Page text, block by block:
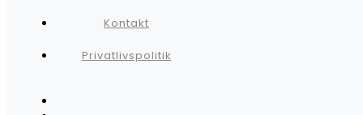
Kontakt
Privatlivspolitik